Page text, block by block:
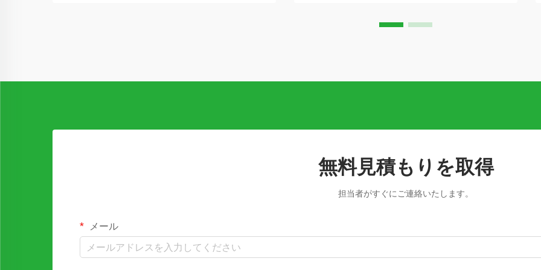
ポンピングソリューションは、優れた性
無料見積もりを取得
担当者がすぐにご連絡いたします。
メール